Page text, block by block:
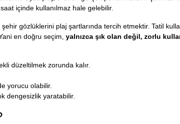
içinde kullanılmaz hale gelebilir.
gözlüklerini plaj şartlarında tercih etmektir. Tatil
en doğru seçim, yalnızca şık olan değil, zorlu
düzeltilmek zorunda kalır.
yorucu olabilir.
dengesizlik yaratabilir.